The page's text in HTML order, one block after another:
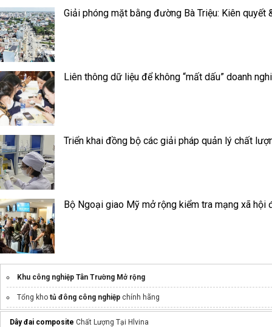
Giải phóng mặt bằng đường Bà Triệu: Kiên quyết
Liên thông dữ liệu để không “mất dấu” doanh
Triển khai đồng bộ các giải pháp quản lý chất
Bộ Ngoại giao Mỹ mở rộng kiểm tra mạng xã
Khu công nghiệp Tân Trường Mở rộng
Tổng kho tủ đông công nghiệp chính hãng
giá thép hòa phát hôm nay
Dây đai composite Chất Lượng Tại Hlvina